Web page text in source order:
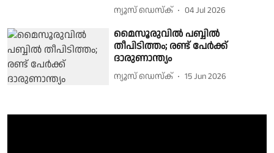
ന്യൂസ് ഡെസ്ക് 04 Jul 2026
മൈസൂരുവില്‍ പബ്ബില്‍
തീപിടിത്തം; രണ്ട് പേര്‍ക്ക്
ദാരുണാന്ത്യം
ന്യൂസ് ഡെസ്ക് 15 Jun 2026